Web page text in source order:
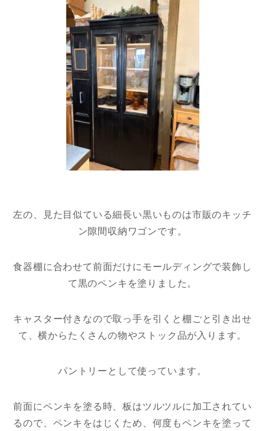
左の、見た目似ている細長い黒いものは市販のキッチ
ン隙間収納ワゴンです。
食器棚に合わせて前面だけにモールディングで装飾し
て黒のペンキを塗りました。
キャスター付きなので取っ手を引くと棚ごと引き出せ
て、横からたくさんの物やストック品が入ります。
パントリーとして使っています。
前面にペンキを塗る時、板はツルツルに加工されてい
るので、ペンキをはじくため、何度もペンキを塗って